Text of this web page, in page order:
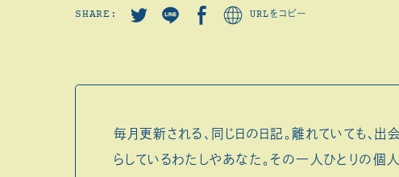
SHARE: URLをコピー
毎月更新される、同じ日の日記。離れていても、出
らしているわたしやあなた。その一人ひとりの個